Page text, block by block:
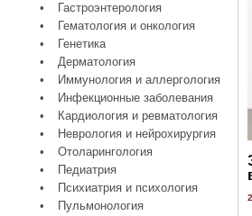
•
Гастроэнтерология
•
Гематология и онкология
•
Генетика
•
Дерматология
•
Иммунология и аллергология
•
Инфекционные заболевания
•
Кардиология и ревматология
•
Неврология и нейрохирургия
•
Отоларингология
•
Педиатрия
•
Психиатрия и психология
•
Пульмонология